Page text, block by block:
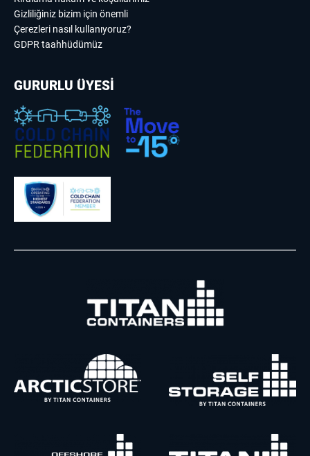
Gizliliğiniz bizim için önemli
Çerezleri nasıl kullanıyoruz?
GDPR taahhüdümüz
GURURLU ÜYESİ